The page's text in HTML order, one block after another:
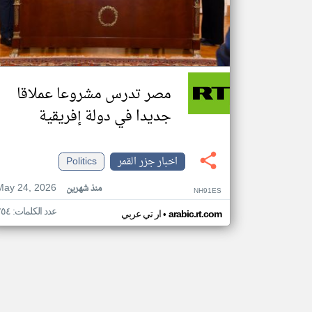
مصر تدرس مشروعا عملاقا
جديدا في دولة إفريقية
اخبار جزر القمر
Politics
24, 2026
منذ شهرين NH91ES
ار تي عربي• arabic.rt.com عدد الكلمات: ٢٥٤